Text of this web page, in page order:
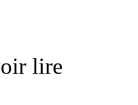
lire